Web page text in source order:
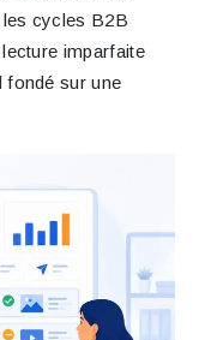
cycles B2B
imparfaite
fondé sur une